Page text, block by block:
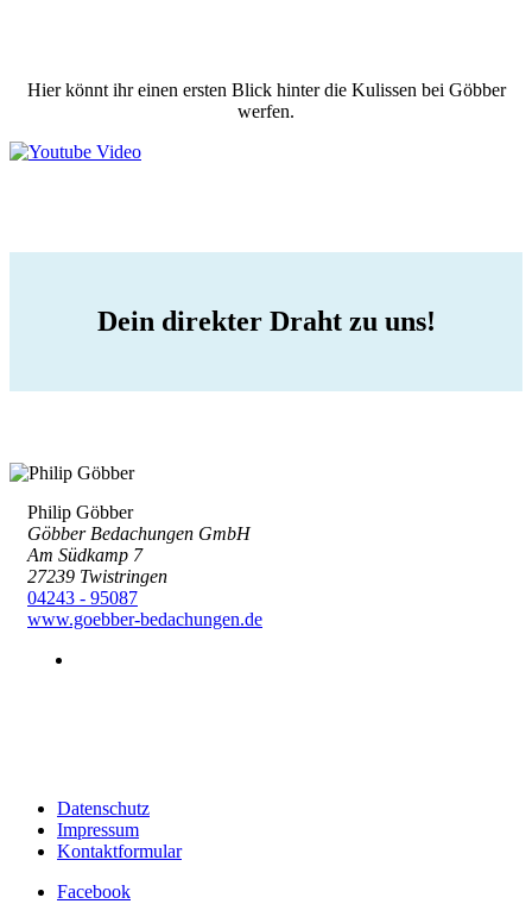
Hier könnt ihr einen ersten Blick hinter die Kulissen bei Göbber
werfen.
Dein direkter Draht zu uns!
Philip Göbber
Göbber Bedachungen GmbH
Am Südkamp 7
27239 Twistringen
04243 - 95087
www.goebber-bedachungen.de
Datenschutz
Impressum
Kontaktformular
Facebook